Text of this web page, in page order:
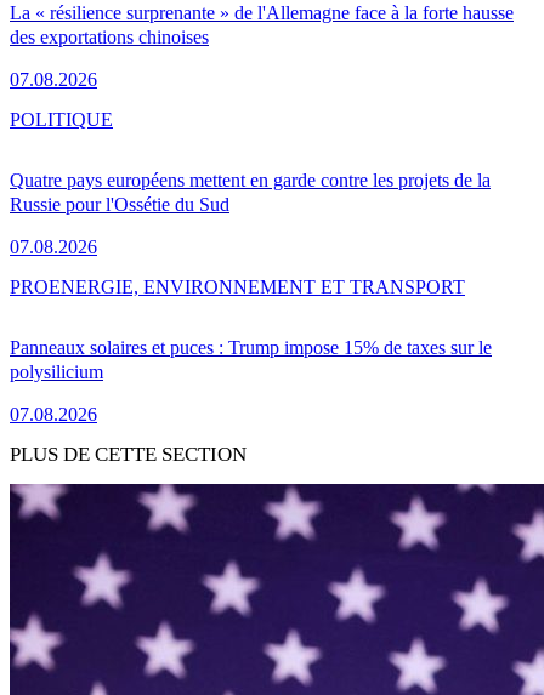
La « résilience surprenante » de l'Allemagne face à la forte hausse
des exportations chinoises
07.08.2026
Quatre pays européens mettent en garde contre les projets de la
Russie pour l'Ossétie du Sud
07.08.2026
POLITIQUE
Panneaux solaires et puces : Trump impose 15% de taxes sur le
polysilicium
07.08.2026
PROENERGIE, ENVIRONNEMENT ET TRANSPORT
PLUS DE CETTE SECTION